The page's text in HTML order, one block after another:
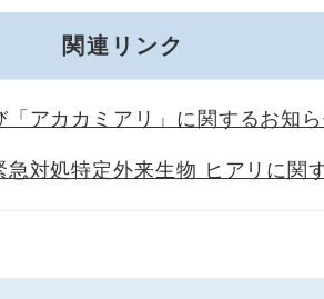
関連リンク
アカカミアリ」に関するお知
対処特定外来生物 ヒアリに関